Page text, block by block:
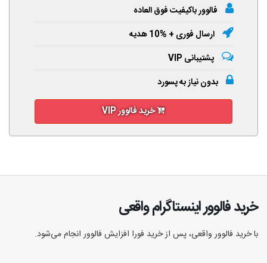
فالوور باکیفیت فوق العاده
ارسال فوری + %10 هدیه
پشتیبانی VIP
بدون نیاز به پسورد
خرید فالوور VIP
خرید فالوور اینستاگرام واقعی
با خرید فالوور واقعی، پس از خرید فورا افزایش فالوور انجام‌ می‌شود.